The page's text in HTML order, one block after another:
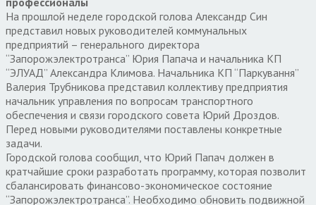
На прошлой неделе городской голова Александр Син
представил новых руководителей коммунальных
предприятий – генерального директора
“Запорожэлектротранса” Юрия Папача и начальника КП
“ЭЛУАД” Александра Климова. Начальника КП “Паркування”
Валерия Трубникова представил коллективу предприятия
начальник управления по вопросам транспортного
обеспечения и связи городского совета Юрий Дроздов.
Перед новыми руководителями поставлены конкретные
задачи.
Городской голова сообщил, что Юрий Папач должен в
кратчайшие сроки разработать программу, которая позволит
сбалансировать финансово-экономическое состояние
“Запорожэлектротранса”. Необходимо обновить подвижной